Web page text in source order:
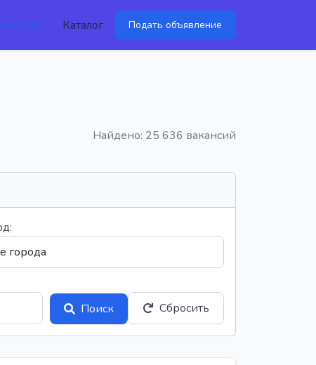
Каталог Подать объявление
Найдено: 25 636 вакансий
Поиск
Сбросить